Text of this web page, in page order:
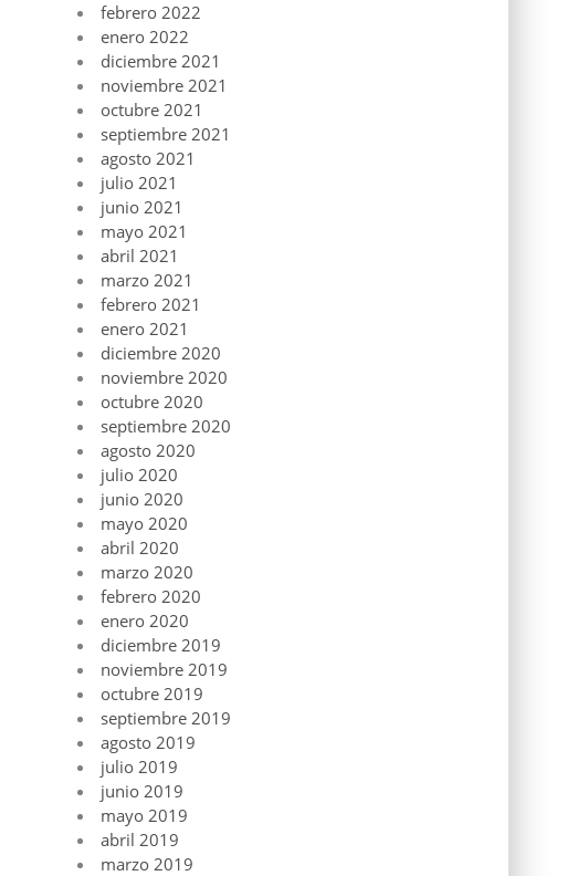
febrero 2022
enero 2022
diciembre 2021
noviembre 2021
octubre 2021
septiembre 2021
agosto 2021
julio 2021
junio 2021
mayo 2021
abril 2021
marzo 2021
febrero 2021
enero 2021
diciembre 2020
noviembre 2020
octubre 2020
septiembre 2020
agosto 2020
julio 2020
junio 2020
mayo 2020
abril 2020
marzo 2020
febrero 2020
enero 2020
diciembre 2019
noviembre 2019
octubre 2019
septiembre 2019
agosto 2019
julio 2019
junio 2019
mayo 2019
abril 2019
marzo 2019